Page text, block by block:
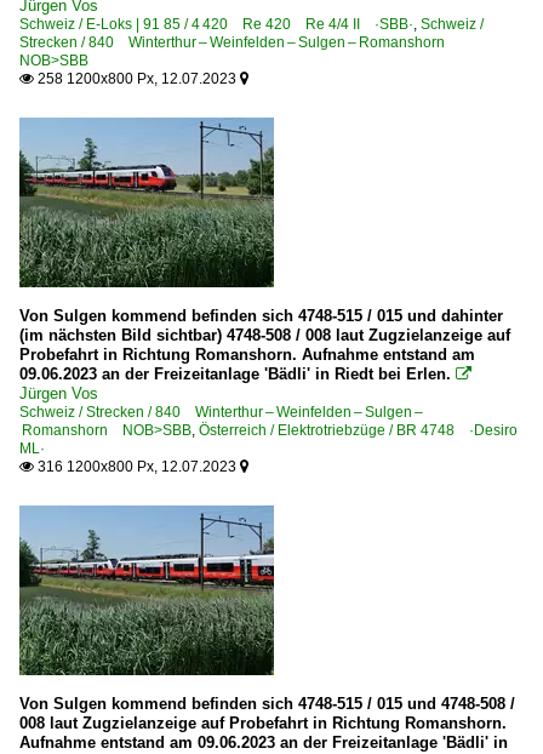
1 042 Ae 1042 ·WRS·
4 420 Re 420 Re 4/4 II Werbeloks
4 420 Re 420 Re 4/4 II ·SBB·
4 420 Re 420 Re 4/4 II ·SBB· LION
4 421 Re 421 Re 4/4 II CH+D ·SBB·
4 430 Re 430 · Re 436 Re 4/4 III ·Private·
4 430 Re 430 Re 4/4 III ·SBB·
4 446 Re 446 Re 4/4 IV ·SOB·EDG·
4 450 Re 450 ·SBB·SZU· DPZ
4 456 Re 456 ·BT·OeBB·SOB·SZU·UTL·VHB·
4 484 Re 484 ·SBB· Traxx MS2
4 487 Rem 487 ·SRT· Traxx AC3
4 620 Re 620 Re 6/6 ·SBB·RADVE·
Re 10/10 SBB · Re 4/4 II/III und Re 6/6
E-Loks | ältere Bauarten und Rangierloks
Ae 4/7 ·SBB·
Jürgen Vos
Schweiz / E-Loks | 91 85 / 4 420 Re 420 Re 4/4 II ·SBB·, Schweiz /
Strecken / 840 Winterthur – Weinfelden – Sulgen – Romanshorn
NOB>SBB
 258 1200x800 Px, 12.07.2023 
Von Sulgen kommend befinden sich 4748-515 / 015 und dahinter
(im nächsten Bild sichtbar) 4748-508 / 008 laut Zugzielanzeige auf
Probefahrt in Richtung Romanshorn. Aufnahme entstand am
09.06.2023 an der Freizeitanlage 'Bädli' in Riedt bei Erlen. 
Jürgen Vos
Schweiz / Strecken / 840 Winterthur – Weinfelden – Sulgen –
Romanshorn NOB>SBB, Österreich / Elektrotriebzüge / BR 4748 ·Desiro
ML·
 316 1200x800 Px, 12.07.2023 
Von Sulgen kommend befinden sich 4748-515 / 015 und 4748-508 /
008 laut Zugzielanzeige auf Probefahrt in Richtung Romanshorn.
Aufnahme entstand am 09.06.2023 an der Freizeitanlage 'Bädli' in